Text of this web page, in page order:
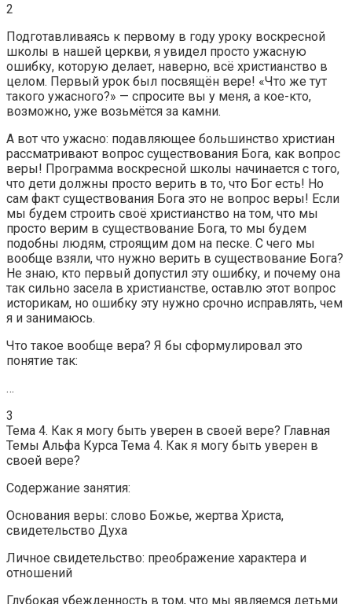
2
Подготавливаясь к первому в году уроку воскресной
школы в нашей церкви, я увидел просто ужасную
ошибку, которую делает, наверно, всё христианство в
целом. Первый урок был посвящён вере! «Что же тут
такого ужасного?» — спросите вы у меня, а кое-кто,
возможно, уже возьмётся за камни.
А вот что ужасно: подавляющее большинство христиан
рассматривают вопрос существования Бога, как вопрос
веры! Программа воскресной школы начинается с того,
что дети должны просто верить в то, что Бог есть! Но
сам факт существования Бога это не вопрос веры! Если
мы будем строить своё христианство на том, что мы
просто верим в существование Бога, то мы будем
подобны людям, строящим дом на песке. С чего мы
вообще взяли, что нужно верить в существование Бога?
Не знаю, кто первый допустил эту ошибку, и почему она
так сильно засела в христианстве, оставлю этот вопрос
историкам, но ошибку эту нужно срочно исправлять, чем
я и занимаюсь.
Что такое вообще вера? Я бы сформулировал это
понятие так:
…
3
Тема 4. Как я могу быть уверен в своей вере? Главная
Темы Альфа Курса Тема 4. Как я могу быть уверен в
своей вере?
Содержание занятия:
Основания веры: слово Божье, жертва Христа,
свидетельство Духа
Личное свидетельство: преображение характера и
отношений
Глубокая убежденность в том, что мы являемся детьми